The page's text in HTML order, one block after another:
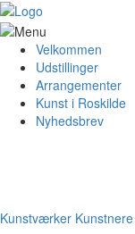
Velkommen
Udstillinger
Arrangementer
Kunst i Roskilde
Nyhedsbrev
Kunstværker Kunstnere